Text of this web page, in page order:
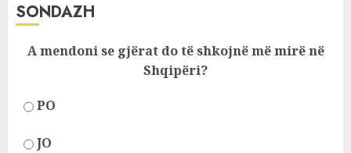
SONDAZH
A mendoni se gjërat do të shkojnë më mirë në
Shqipëri?
PO
JO